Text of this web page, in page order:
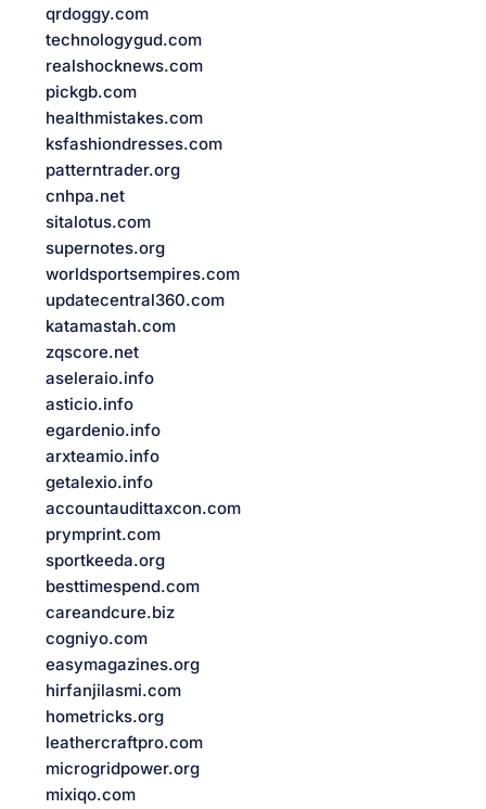
qrdoggy.com
technologygud.com
realshocknews.com
pickgb.com
healthmistakes.com
ksfashiondresses.com
patterntrader.org
cnhpa.net
sitalotus.com
supernotes.org
worldsportsempires.com
updatecentral360.com
katamastah.com
zqscore.net
aseleraio.info
asticio.info
egardenio.info
arxteamio.info
getalexio.info
accountaudittaxcon.com
prymprint.com
sportkeeda.org
besttimespend.com
careandcure.biz
cogniyo.com
easymagazines.org
hirfanjilasmi.com
hometricks.org
leathercraftpro.com
microgridpower.org
mixiqo.com